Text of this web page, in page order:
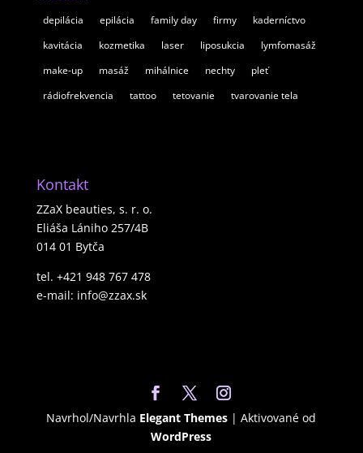
depilácia epilácia family day firmy
kaderníctvo
kavitácia
kozmetika laser liposukcia
lymfomasáž
make-up
masáž mihálnice nechty
pleť
rádiofrekvencia
tattoo tetovanie tvarovanie tela
Kontakt
ZZaX beauties, s. r. o.
Eliáša Lániho 257/4B
014 01 Bytča
tel. +421 948 767 478
e-mail: info@zzax.sk
Navrhol/Navrhla Elegant Themes | Aktivované od
WordPress